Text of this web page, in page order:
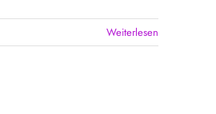
Weiterlesen